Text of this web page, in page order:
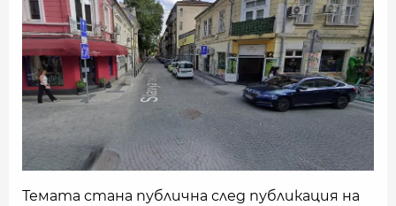
Темата стана публична след публикация на